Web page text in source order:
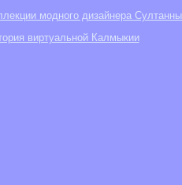
модного дизайнера
виртуальной Калмыкии